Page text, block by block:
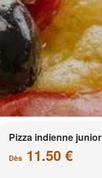
Pizza indienne junior
Dès11.50 €